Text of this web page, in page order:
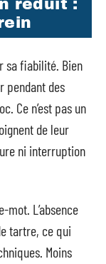
réduit :
sa fiabilité. Bien
pendant des
Ce n’est pas un
de leur
ni interruption
L’absence
tartre, ce qui
Moins